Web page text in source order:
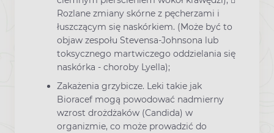
Rozlane zmiany skórne z pęcherzami i
łuszczącym się naskórkiem. (Może być to
objaw zespołu Stevensa-Johnsona lub
toksycznego martwiczego oddzielania się
naskórka - choroby Lyella);
Zakażenia grzybicze. Leki takie jak
Bioracef mogą powodować nadmierny
wzrost drożdżaków (Candida) w
organizmie, co może prowadzić do